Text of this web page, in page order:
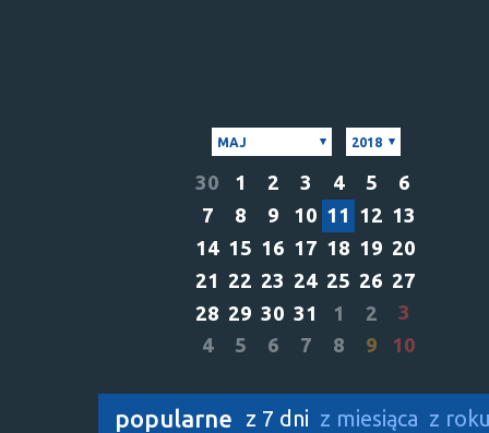
MAJ 2018
30 1 2 3 4 5
6
7
8 9 10 11 12 13
14 15 16 17 18 19 20
21 22 23 24 25 26 27
28 29 30 31 1 2
3
4
5 6 7 8 9 10
popularne z 7 dni z miesiąca z